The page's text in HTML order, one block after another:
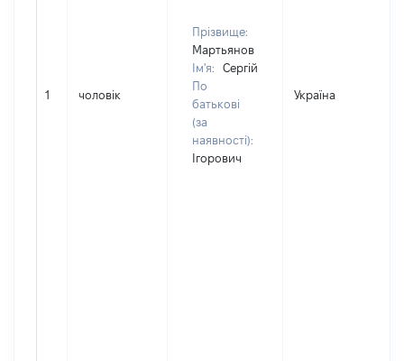
1 чоловік
Прізвище:
Мартьянов
Ім'я:
Сергій
По
батькові
(за
наявності):
Ігорович
Україна